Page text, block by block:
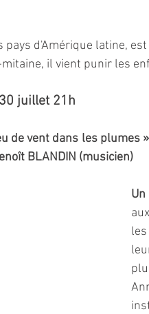
pays d'Amérique latine,
il vient punir les
juillet 21h
de vent dans les plumes
BLANDIN (musicien)